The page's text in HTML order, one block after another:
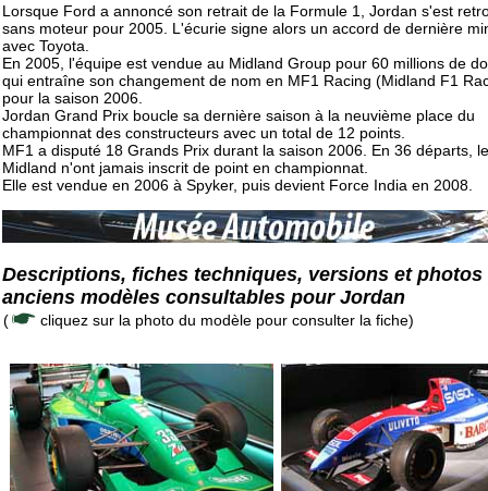
Lorsque Ford a annoncé son retrait de la Formule 1, Jordan s'est
sans moteur pour 2005. L'écurie signe alors un accord de dernière
avec Toyota.
En 2005, l'équipe est vendue au Midland Group pour 60 millions de
qui entraîne son changement de nom en MF1 Racing (Midland F1
pour la saison 2006.
Jordan Grand Prix boucle sa dernière saison à la neuvième place du
championnat des constructeurs avec un total de 12 points.
MF1 a disputé 18 Grands Prix durant la saison 2006. En 36 départs,
Midland n'ont jamais inscrit de point en championnat.
Elle est vendue en 2006 à Spyker, puis devient Force India en 2008.
Descriptions, fiches techniques, versions et photos
anciens modèles consultables pour Jordan
( cliquez sur la photo du modèle pour consulter la fiche)